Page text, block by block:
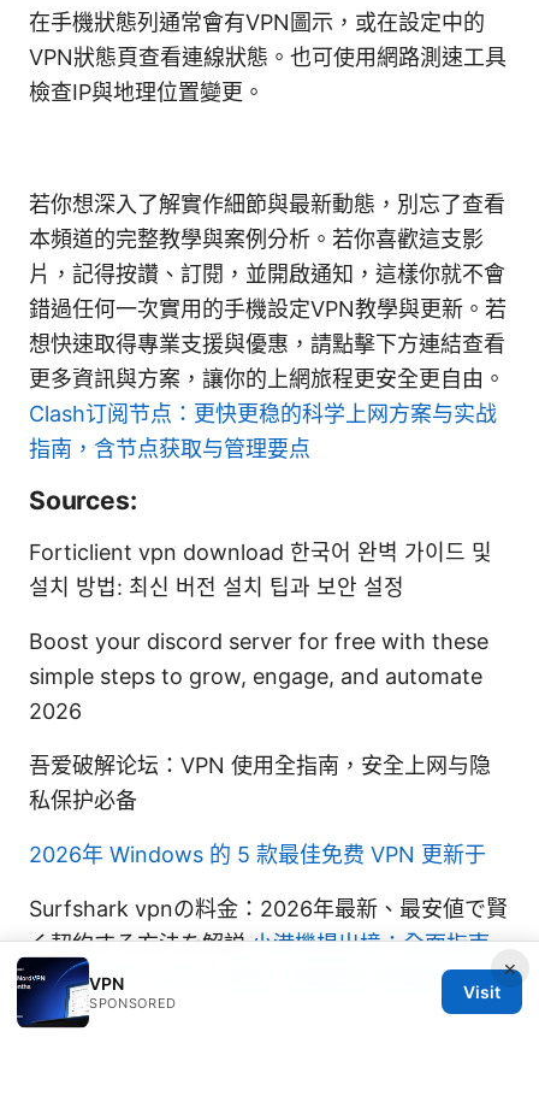
在手機狀態列通常會有VPN圖示，或在設定中的
VPN狀態頁查看連線狀態。也可使用網路測速工具
檢查IP與地理位置變更。
若你想深入了解實作細節與最新動態，別忘了查看
本頻道的完整教學與案例分析。若你喜歡這支影
片，記得按讚、訂閱，並開啟通知，這樣你就不會
錯過任何一次實用的手機設定VPN教學與更新。若
想快速取得專業支援與優惠，請點擊下方連結查看
更多資訊與方案，讓你的上網旅程更安全更自由。
Clash订阅节点：更快更稳的科学上网方案与实战
指南，含节点获取与管理要点
Sources:
Forticlient vpn download 한국어 완벽 가이드 및
설치 방법: 최신 버전 설치 팁과 보안 설정
Boost your discord server for free with these
simple steps to grow, engage, and automate
2026
吾爱破解论坛：VPN 使用全指南，安全上网与隐
私保护必备
2026年 Windows 的 5 款最佳免费 VPN 更新于
Surfshark vpnの料金：2026年最新、最安値で賢
く契約する方法を解説小港機場出境：全面指南
與實用技巧，VPN、安檢、免簽與行李策略一手掌
握
×
VPN
SPONSORED
Visit